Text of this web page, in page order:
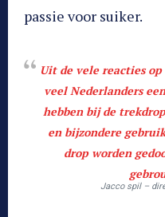
passie voor suiker.
Uit de vele reacties
veel Nederlanders
hebben bij de
en bijzondere
drop worden
Jacco spil –